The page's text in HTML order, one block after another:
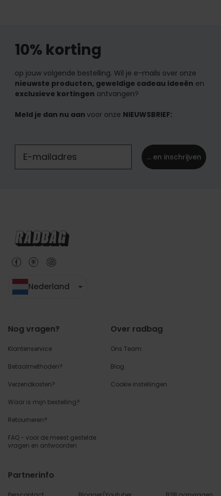
10% korting
op jouw volgende bestelling. Wil je e-mails over onze
nieuwste producten, geweldige cadeau ideeën en
exclusieve kortingen ontvangen?
Meld je dan nu aan voor onze NIEUWSBRIEF:
... en inschrijven
Nederland
Nog vragen?
Klantenservice
Betaalmethoden?
Verzendkosten?
Waar is mijn bestelling?
Retourneren?
FAQ - voor de meest gestelde
vragen en antwoorden
Over radbag
Ons Team
Blog
Cookie instellingen
Partnerinfo